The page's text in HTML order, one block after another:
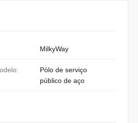
MilkyWay
Pólo de serviço
público de aço